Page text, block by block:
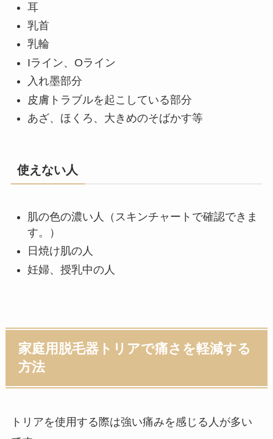
耳
乳首
乳輪
Iライン、Oライン
入れ墨部分
皮膚トラブルを起こしている部分
あざ、ほくろ、大きめのそばかす等
使えない人
肌の色の濃い人（スキンチャートで確認できま
す。）
日焼け肌の人
妊婦、授乳中の人
家庭用脱毛器トリアで痛さを軽減する
方法
トリアを使用する際は強い痛みを感じる人が多い